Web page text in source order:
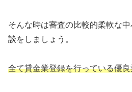
そんな時は審査の比較的柔軟な
談をしましょう。
全て貸金業登録を行っている優